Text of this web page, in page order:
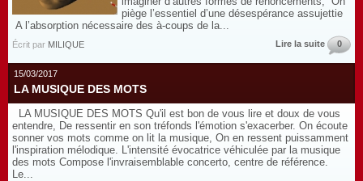
piège l’essentiel d’une désespérance assujettie
A l’absorption nécessaire des à-coups de la...
Écrit par MILIQUE Lire la suite 0
15/03/2017
LA MUSIQUE DES MOTS
LA MUSIQUE DES MOTS Qu'il est bon de vous lire et doux de vous
entendre, De ressentir en son tréfonds l'émotion s'exacerber. On écoute
sonner vos mots comme on lit la musique, On en ressent puissamment
l'inspiration mélodique. L'intensité évocatrice véhiculée par la musique
des mots Compose l'invraisemblable concerto, centre de référence.
Le...